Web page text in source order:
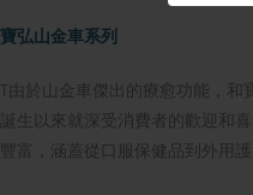
寶弘山金車系列
T由於山金車傑出的療愈功能，和
誕生以來就深受消費者的歡迎和
豐富，涵蓋從口服保健品到外用護